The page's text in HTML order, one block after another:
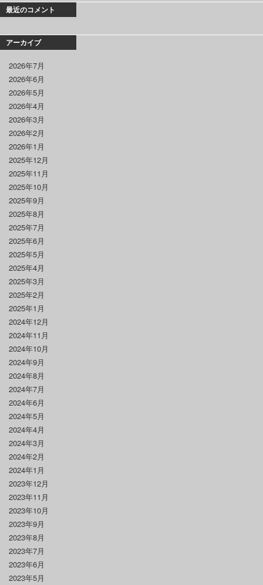
最近のコメント
アーカイブ
2026年7月
2026年6月
2026年5月
2026年4月
2026年3月
2026年2月
2026年1月
2025年12月
2025年11月
2025年10月
2025年9月
2025年8月
2025年7月
2025年6月
2025年5月
2025年4月
2025年3月
2025年2月
2025年1月
2024年12月
2024年11月
2024年10月
2024年9月
2024年8月
2024年7月
2024年6月
2024年5月
2024年4月
2024年3月
2024年2月
2024年1月
2023年12月
2023年11月
2023年10月
2023年9月
2023年8月
2023年7月
2023年6月
2023年5月